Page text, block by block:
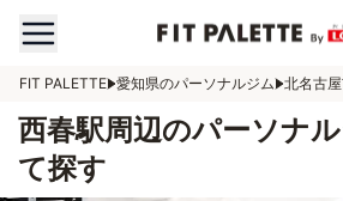
FIT PALETTE 愛知県のパーソナルジム 北名古
西春駅周辺のパーソナ
て探す